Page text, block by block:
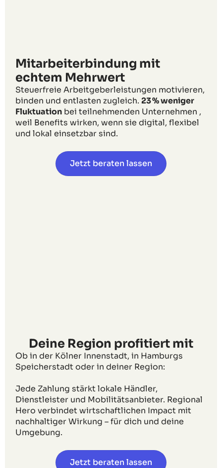
Mitarbeiterbindung mit
echtem Mehrwert
Steuerfreie Arbeitgeberleistungen motivieren,
binden und entlasten zugleich.23 % weniger
Fluktuation bei teilnehmenden Unternehmen ,
weil Benefits wirken, wenn sie digital, flexibel
und lokal einsetzbar sind.
Jetzt beraten lassen
Deine Region profitiert mit
Ob in der Kölner Innenstadt, in Hamburgs
Speicherstadt oder in deiner Region:
Jede Zahlung stärkt lokale Händler,
Dienstleister und Mobilitätsanbieter. Regional
Hero verbindet wirtschaftlichen Impact mit
nachhaltiger Wirkung – für dich und deine
Umgebung.
Jetzt beraten lassen